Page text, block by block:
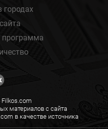
городах
программа
материалов с сайта
в качестве источника